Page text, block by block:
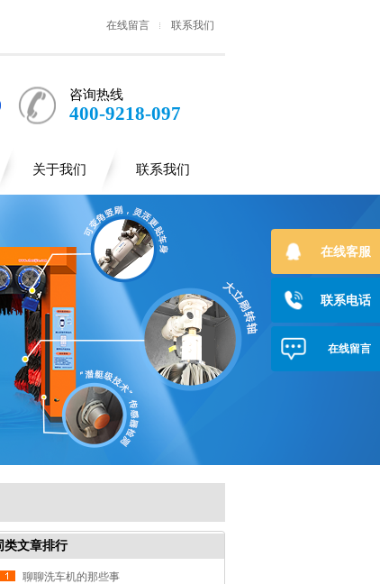
在线留言 联系我们
咨询热线
400-9218-097
关于我们 联系我们
类文章排行
聊聊洗车机的那些事
在线客服
联系电话
在线留言